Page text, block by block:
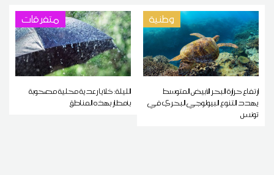
وطنية
ارتفاع حرارة البحر الأبيض المتوسط
يهدد التنوع البيولوجي البحري في
تونس
متفرقات
الليلة: خلايا رعدية محلية مصحوبة
بأمطار بهذه المناطق